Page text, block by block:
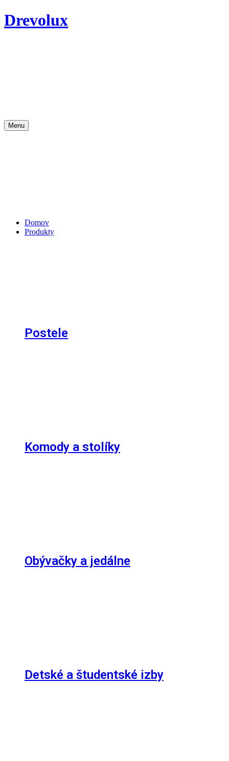
Drevolux
Menu
Domov
Produkty
Postele
Komody a stolíky
Obývačky a jedálne
Detské a študentské izby